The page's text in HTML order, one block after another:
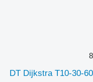
8
DT Dijkstra T10-30-60